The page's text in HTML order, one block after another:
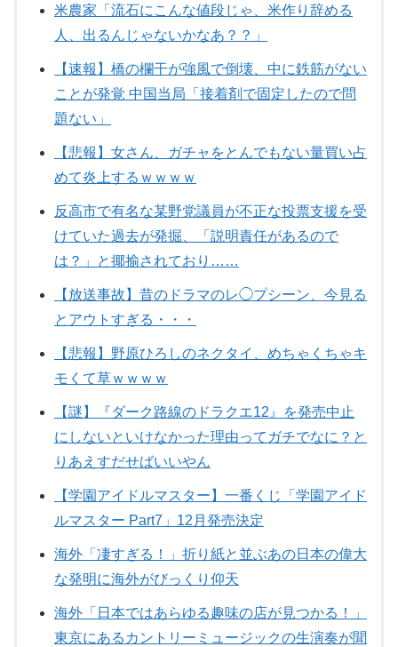
米農家「流石にこんな値段じゃ、米作り辞める
人、出るんじゃないかなあ？？」
【速報】橋の欄干が強風で倒壊、中に鉄筋がない
ことが発覚 中国当局「接着剤で固定したので問
題ない」
【悲報】女さん、ガチャをとんでもない量買い占
めて炎上するｗｗｗｗ
反高市で有名な某野党議員が不正な投票支援を受
けていた過去が発掘、「説明責任があるので
は？」と揶揄されており……
【放送事故】昔のドラマのレ◯プシーン、今見る
とアウトすぎる・・・
【悲報】野原ひろしのネクタイ、めちゃくちゃキ
モくて草ｗｗｗｗ
【謎】『ダーク路線のドラクエ12』を発売中止
にしないといけなかった理由ってガチでなに？と
りあえすだせばいいやん
【学園アイドルマスター】一番くじ「学園アイド
ルマスター Part7」12月発売決定
海外「凄すぎる！」折り紙と並ぶあの日本の偉大
な発明に海外がびっくり仰天
海外「日本ではあらゆる趣味の店が見つかる！」
東京にあるカントリーミュージックの生演奏が聞